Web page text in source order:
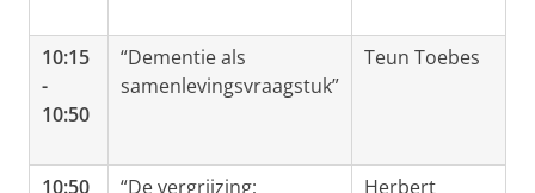
10:15
-
10:50
“Dementie als
samenlevingsvraagstuk”
Teun Toebes
10:50
“De vergrijzing;
Herbert